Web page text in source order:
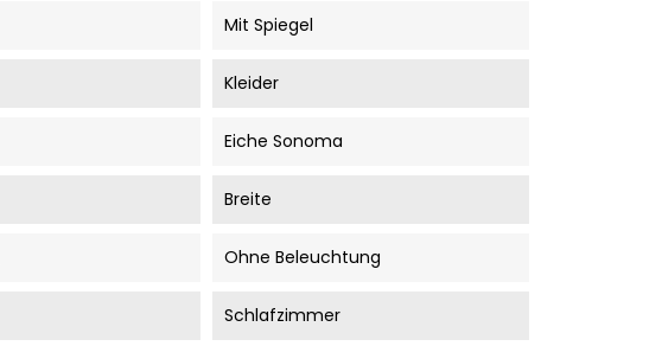
Mit Spiegel
Kleider
Eiche Sonoma
Breite
Ohne Beleuchtung
Schlafzimmer